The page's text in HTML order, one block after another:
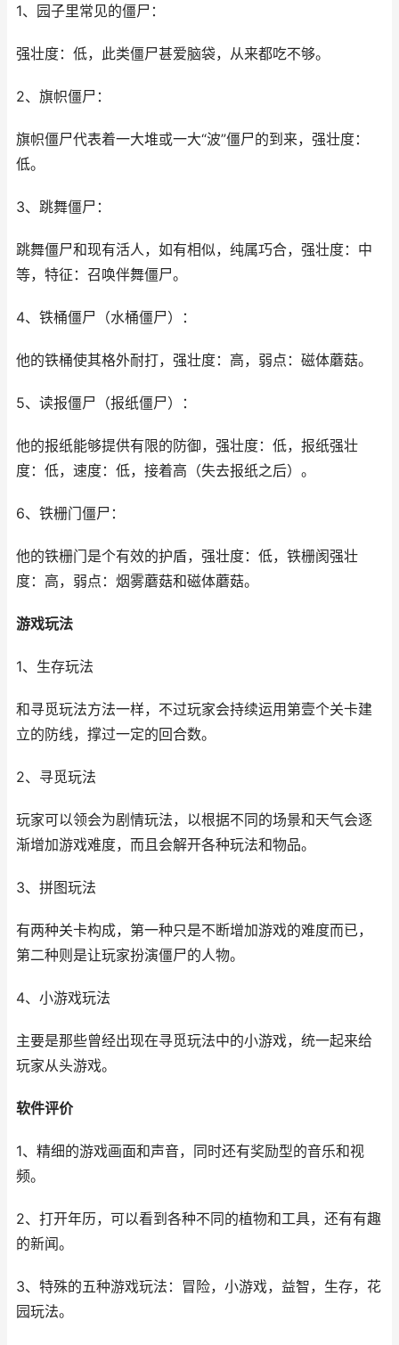
1、园子里常见的僵尸：
强壮度：低，此类僵尸甚爱脑袋，从来都吃不够。
2、旗帜僵尸：
旗帜僵尸代表着一大堆或一大“波”僵尸的到来，强壮度：
低。
3、跳舞僵尸：
跳舞僵尸和现有活人，如有相似，纯属巧合，强壮度：中
等，特征：召唤伴舞僵尸。
4、铁桶僵尸（水桶僵尸）：
他的铁桶使其格外耐打，强壮度：高，弱点：磁体蘑菇。
5、读报僵尸（报纸僵尸）：
他的报纸能够提供有限的防御，强壮度：低，报纸强壮
度：低，速度：低，接着高（失去报纸之后）。
6、铁栅门僵尸：
他的铁栅门是个有效的护盾，强壮度：低，铁栅阂强壮
度：高，弱点：烟雾蘑菇和磁体蘑菇。
游戏玩法
1、生存玩法
和寻觅玩法方法一样，不过玩家会持续运用第壹个关卡建
立的防线，撑过一定的回合数。
2、寻觅玩法
玩家可以领会为剧情玩法，以根据不同的场景和天气会逐
渐增加游戏难度，而且会解开各种玩法和物品。
3、拼图玩法
有两种关卡构成，第一种只是不断增加游戏的难度而已，
第二种则是让玩家扮演僵尸的人物。
4、小游戏玩法
主要是那些曾经出现在寻觅玩法中的小游戏，统一起来给
玩家从头游戏。
软件评价
1、精细的游戏画面和声音，同时还有奖励型的音乐和视
频。
2、打开年历，可以看到各种不同的植物和工具，还有有趣
的新闻。
3、特殊的五种游戏玩法：冒险，小游戏，益智，生存，花
园玩法。